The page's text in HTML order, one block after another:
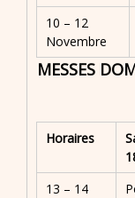
10 – 12
Novembre
MESSES
Horaires
13 – 14